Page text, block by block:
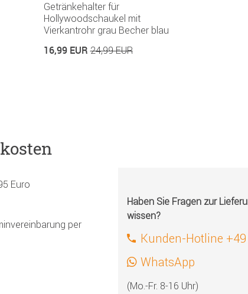
Getränkehalter für
Hollywoodschaukel mit
Vierkantrohr grau Becher blau
16,99 EUR24,99 EUR
Euro
per
Haben Sie Fragen zur
wissen?
Kunden-Hotline
WhatsApp
(Mo.-Fr. 8-16 Uhr)